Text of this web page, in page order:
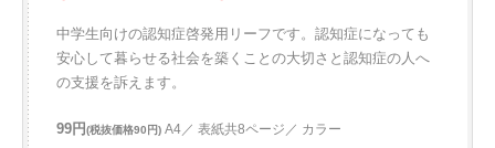
中学生向けの認知症啓発用リーフです。認知症になっても
安心して暮らせる社会を築くことの大切さと認知症の人へ
の支援を訴えます。
99円(税抜価格90円) A4／ 表紙共8ページ／ カラー